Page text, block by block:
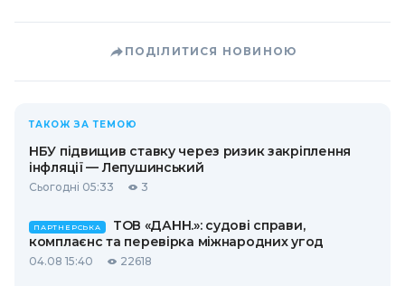
ПОДІЛИТИСЯ НОВИНОЮ
ТАКОЖ ЗА ТЕМОЮ
НБУ підвищив ставку через ризик закріплення
інфляції — Лепушинський
Сьогодні 05:33 3
ПАРТНЕРСЬКА
ТОВ «ДАНН.»: судові справи,
комплаєнс та перевірка міжнародних угод
04.08 15:40 22618